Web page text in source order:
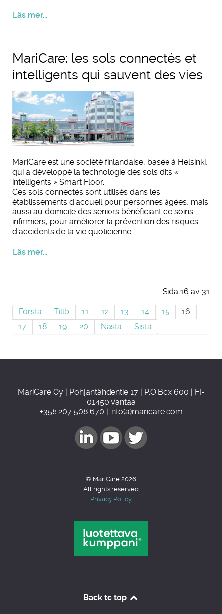
Läs mer...
MariCare: les sols connectés et
intelligents qui sauvent des vies
MariCare est une société finlandaise, basée à Helsinki,
qui a développé la technologie des sols dits «
intelligents » Smart Floor.
Ces sols connectés sont utilisés dans les
établissements d'accueil pour personnes âgées, mais
aussi au domicile des seniors bénéficiant de soins
infirmiers, pour améliorer la prévention des risques
d'accidents de la vie quotidienne.
Läs mer...
Sida 16 av 31
Första Tillb 11 12 13 14 15
16
17
18 19 20 Nästa Sista
MariCare Oy | Pohjantähdentie 17 | P.O.Box 600 | FI-
01450 Vantaa
+358 207 508 670 | info(a)maricare.com
© MariCare 2026
All rights reserved
Privacy Policy
Back to top